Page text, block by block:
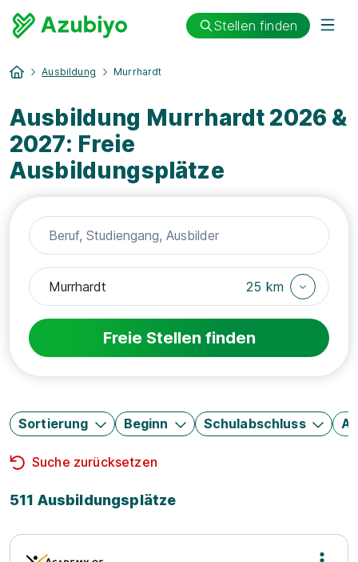
Stellen finden
Ausbildung Murrhardt
Ausbildung Murrhardt 2026 &
2027: Freie
Ausbildungsplätze
25 km
Freie Stellen finden
Sortierung Beginn Schulabschluss
Suche zurücksetzen
511 Ausbildungsplätze